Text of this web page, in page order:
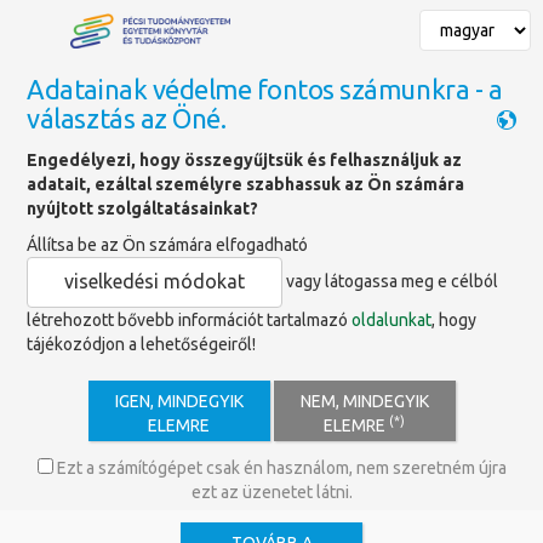
Főoldal » Könyvajánlók
Könyvajánló
Adatainak védelme fontos számunkra - a
választás az Öné.
Engedélyezi, hogy összegyűjtsük és felhasználjuk az
adatait, ezáltal személyre szabhassuk az Ön számára
nyújtott szolgáltatásainkat?
Állítsa be az Ön számára elfogadható
viselkedési módokat vagy látogassa meg e célból
létrehozott bővebb információt tartalmazóoldalunkat, hogy
tájékozódjon a lehetőségeiről!
IGEN, MINDEGYIK
ELEMRE
NEM, MINDEGYIK
ELEMRE (*)
Ezt a számítógépet csak én használom, nem szeretném újra
ezt az üzenetet látni.